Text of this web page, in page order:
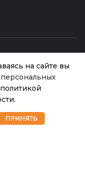
Хрипунов Сергей
на сайте вы
персональных
ПРИНЯТЬ
Нет в
наличии
Мой аккаунт